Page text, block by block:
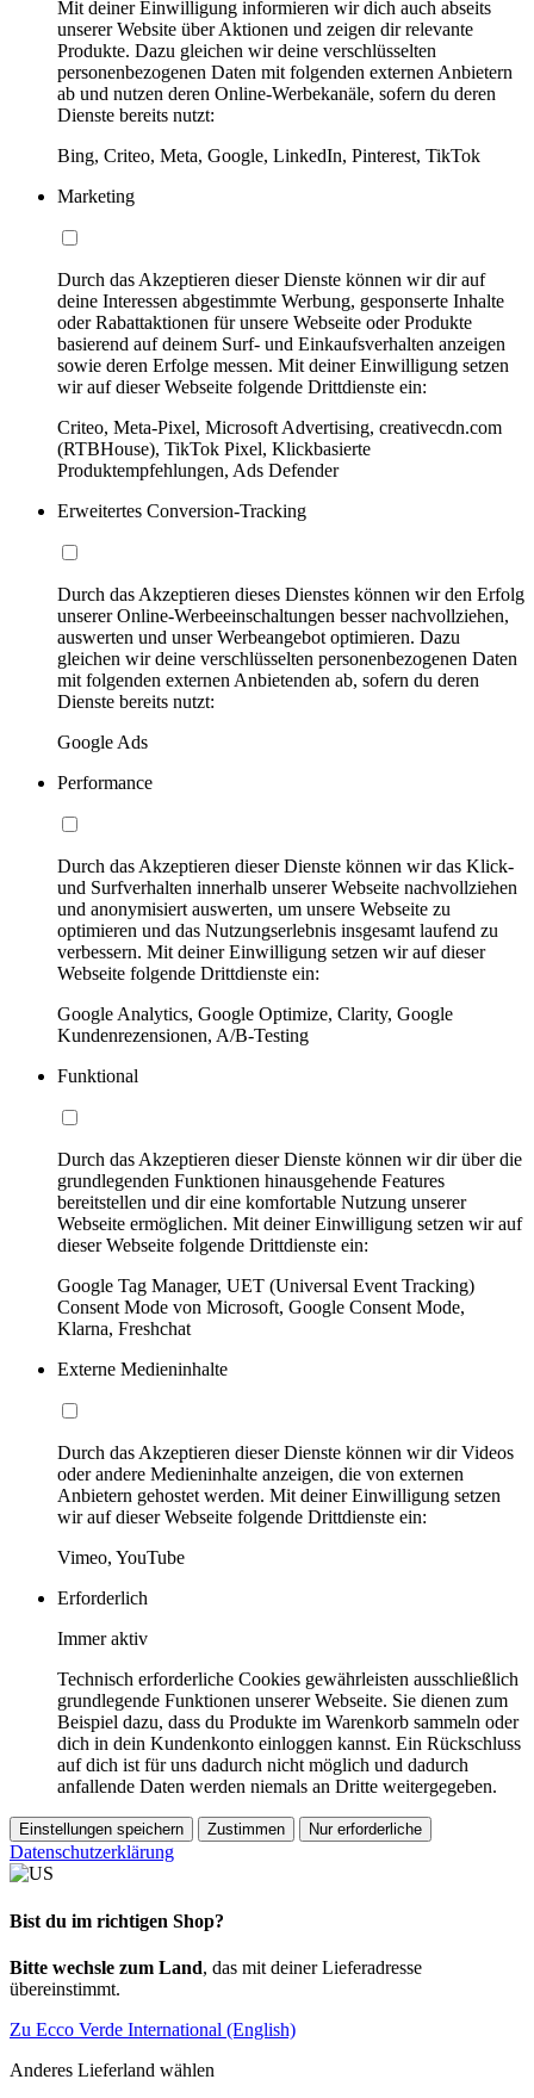
Mit deiner Einwilligung informieren wir dich auch abseits
unserer Website über Aktionen und zeigen dir relevante
Produkte. Dazu gleichen wir deine verschlüsselten
personenbezogenen Daten mit folgenden externen Anbietern
ab und nutzen deren Online-Werbekanäle, sofern du deren
Dienste bereits nutzt:
Bing, Criteo, Meta, Google, LinkedIn, Pinterest, TikTok
Marketing
Durch das Akzeptieren dieser Dienste können wir dir auf
deine Interessen abgestimmte Werbung, gesponserte Inhalte
oder Rabattaktionen für unsere Webseite oder Produkte
basierend auf deinem Surf- und Einkaufsverhalten anzeigen
sowie deren Erfolge messen. Mit deiner Einwilligung setzen
wir auf dieser Webseite folgende Drittdienste ein:
Criteo, Meta-Pixel, Microsoft Advertising, creativecdn.com
(RTBHouse), TikTok Pixel, Klickbasierte
Produktempfehlungen, Ads Defender
Erweitertes Conversion-Tracking
Durch das Akzeptieren dieses Dienstes können wir den Erfolg
unserer Online-Werbeeinschaltungen besser nachvollziehen,
auswerten und unser Werbeangebot optimieren. Dazu
gleichen wir deine verschlüsselten personenbezogenen Daten
mit folgenden externen Anbietenden ab, sofern du deren
Dienste bereits nutzt:
Google Ads
Performance
Durch das Akzeptieren dieser Dienste können wir das Klick-
und Surfverhalten innerhalb unserer Webseite nachvollziehen
und anonymisiert auswerten, um unsere Webseite zu
optimieren und das Nutzungserlebnis insgesamt laufend zu
verbessern. Mit deiner Einwilligung setzen wir auf dieser
Webseite folgende Drittdienste ein:
Google Analytics, Google Optimize, Clarity, Google
Kundenrezensionen, A/B-Testing
Funktional
Durch das Akzeptieren dieser Dienste können wir dir über die
grundlegenden Funktionen hinausgehende Features
bereitstellen und dir eine komfortable Nutzung unserer
Webseite ermöglichen. Mit deiner Einwilligung setzen wir auf
dieser Webseite folgende Drittdienste ein:
Google Tag Manager, UET (Universal Event Tracking)
Consent Mode von Microsoft, Google Consent Mode,
Klarna, Freshchat
Externe Medieninhalte
Durch das Akzeptieren dieser Dienste können wir dir Videos
oder andere Medieninhalte anzeigen, die von externen
Anbietern gehostet werden. Mit deiner Einwilligung setzen
wir auf dieser Webseite folgende Drittdienste ein:
Vimeo, YouTube
Erforderlich
Immer aktiv
Technisch erforderliche Cookies gewährleisten ausschließlich
grundlegende Funktionen unserer Webseite. Sie dienen zum
Beispiel dazu, dass du Produkte im Warenkorb sammeln oder
dich in dein Kundenkonto einloggen kannst. Ein Rückschluss
auf dich ist für uns dadurch nicht möglich und dadurch
anfallende Daten werden niemals an Dritte weitergegeben.
Einstellungen speichern Zustimmen Nur erforderliche
Datenschutzerklärung
Bist du im richtigen Shop?
Bitte wechsle zum Land, das mit deiner Lieferadresse
übereinstimmt.
Zu Ecco Verde International (English)
Anderes Lieferland wählen